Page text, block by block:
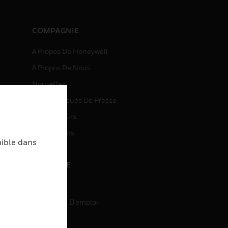
COMPAGNIE
À Propos De Honeywell
À Propos De Nous
Nouvelles
Communiqués De Presse
Investisseurs
Événements
CARRIÈRE
Recherche D'emploi
dans